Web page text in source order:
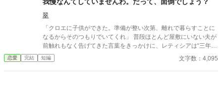
い」 噂通り冷酷なロイの口からは罵詈雑言が放たれた。ロイは穢
らわしい娼夫を睨みつけ去ってしまう。使者らは最愛の妻を亡く
したロイを憐れむばかりで、まるでサラの様子を気にしていな
い。 誰も、サラこそが五年前に亡くなった『奥様』であり、最愛
のその人であるとは気付いていないようだった。 しかし、最大の
問題は元夫に存在を忘れられていることではない。 サラが未だに
ロイを愛しているという事実だ。 仕方なく、『恋愛感情抹消魔
だ消えようとするルシルの儚げな諦観は、逆に攻略対象たちのド
ス黒い支配欲と執着に火をつけてしまう。 ヤンデレ王太子アルフ
レッドの圧倒的な拘束。 実直な騎士ガレッドの盲目的な献身。 天
才魔術師ノアの狂気的な探究。 ルシルが死の淵へ沈み込もうとし
たとき、三人は神の理に逆らう禁忌の魔術を実行する。 それは、
約』だった――。 「君はもう、どこへも行けない。永遠に、私た
翠
「クロエに子供ができた。準備が整い次第、離れで暮らすことに
なるからそのつもりでいてくれ」 普段ほとんど屋敷にいない夫が
前触れもなく告げてきた言葉をきっかけに、レティシアは“三年
間”の契約を終わらせることにした。 赤の他人を屋敷に迎えるこ
とはしない。 不要なものに感情を砕く理由などない。 「だって、
恋愛 完結 短編 文字数：4,095